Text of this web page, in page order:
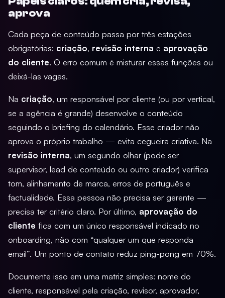
aprova
Cada peça de conteúdo passa por três estações
obrigatórias: criação, revisão interna e aprovação
do cliente. O erro comum é misturar essas funções ou
deixá-las vagas.
Na criação, um responsável por cliente (ou por vertical,
se a agência é grande) desenvolve o conteúdo
seguindo o briefing do calendário. Esse criador não
aprova o próprio trabalho — evita cegueira criativa. Na
revisão interna, um segundo olhar (pode ser
supervisor, lead de conteúdo ou outro criador) verifica
tom, alinhamento de marca, erros de português e
factualidade. Essa pessoa não precisa ser gerente —
precisa ter critério claro. Por último, aprovação do
cliente fica com um único responsável indicado no
onboarding, não com “qualquer um que responda
email”. Um ponto de contato reduz ping-pong em 70%.
Documente isso em uma matriz simples: nome do
cliente, responsável pela criação, revisor, aprovador,